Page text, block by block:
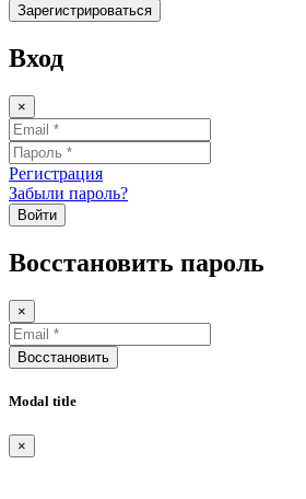
Зарегистрироваться
Вход
×
Регистрация
Забыли пароль?
Войти
Восстановить пароль
×
Восстановить
Modal title
×